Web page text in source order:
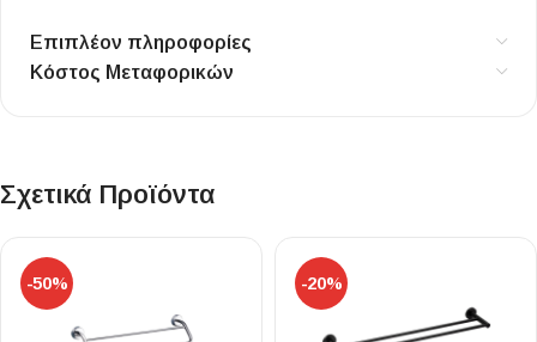
Επιπλέον πληροφορίες
Κόστος Μεταφορικών
Σχετικά Προϊόντα
-50% -20%